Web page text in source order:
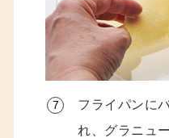
フライパンに
れ、グラニュ